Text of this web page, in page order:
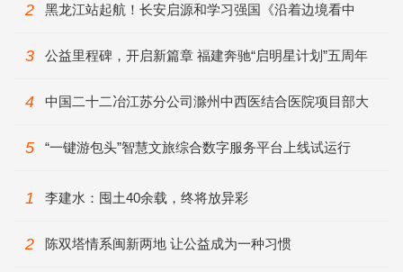
2
黑龙江站起航！长安启源和学习强国《沿着边境看中
3
公益里程碑，开启新篇章 福建奔驰“启明星计划”五周年
4
中国二十二冶江苏分公司滁州中西医结合医院项目部大
5 “一键游包头”智慧文旅综合数字服务平台上线试运行
1 李建水：囤土40余载，终将放异彩
2 陈双塔情系闽新两地 让公益成为一种习惯